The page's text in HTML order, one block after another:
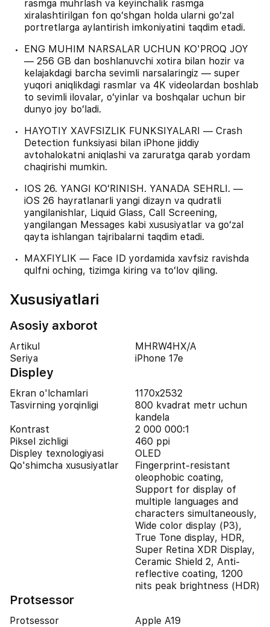
rasmga muhrlash va keyinchalik rasmga
xiralashtirilgan fon qoʻshgan holda ularni goʻzal
portretlarga aylantirish imkoniyatini taqdim etadi.
ENG MUHIM NARSALAR UCHUN KO'PROQ JOY
— 256 GB dan boshlanuvchi xotira bilan hozir va
kelajakdagi barcha sevimli narsalaringiz — super
yuqori aniqlikdagi rasmlar va 4K videolardan boshlab
to sevimli ilovalar, oʻyinlar va boshqalar uchun bir
dunyo joy boʻladi.
HAYOTIY XAVFSIZLIK FUNKSIYALARI — Crash
Detection funksiyasi bilan iPhone jiddiy
avtohalokatni aniqlashi va zaruratga qarab yordam
chaqirishi mumkin.
IOS 26. YANGI KOʻRINISH. YANADA SEHRLI. —
iOS 26 hayratlanarli yangi dizayn va qudratli
yangilanishlar, Liquid Glass, Call Screening,
yangilangan Messages kabi xususiyatlar va goʻzal
qayta ishlangan tajribalarni taqdim etadi.
MAXFIYLIK — Face ID yordamida xavfsiz ravishda
qulfni oching, tizimga kiring va toʻlov qiling.
Xususiyatlari
Asosiy axborot
Artikul
MHRW4HX/A
Seriya
iPhone 17e
Displey
Ekran o'lchamlari
1170x2532
Tasvirning yorqinligi
800 kvadrat metr uchun
kandela
Kontrast
2 000 000:1
Piksel zichligi
460 ppi
Displey texnologiyasi
OLED
Qo'shimcha xususiyatlar
Fingerprint-resistant
oleophobic coating,
Support for display of
multiple languages and
characters simultaneously,
Wide color display (P3),
True Tone display, HDR,
Super Retina XDR Display,
Ceramic Shield 2, Anti-
reflective coating, 1200
nits peak brightness (HDR)
Protsessor
Protsessor
Apple A19